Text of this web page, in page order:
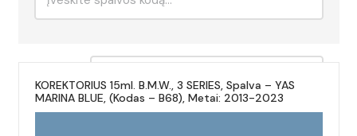
KOREKTORIUS 15ml. B.M.W., 3 SERIES, Spalva – YAS
MARINA BLUE, (Kodas – B68), Metai: 2013-2023